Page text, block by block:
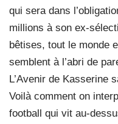
qui sera dans
millions à son ex-
bêtises, tout le monde
semblent à l’abri de
L’Avenir de Kasserine
Voilà comment on
football qui vit au-